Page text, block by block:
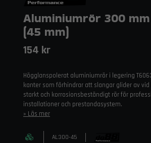
Aluminiumrör 300 mm
(45 mm)
154 kr
Högglanspolerat aluminiumrör i legering
kanter som förhindrar att slangar glider av vid
starkt och korrosionsbeständigt rör för
installationer och prestandasystem.
Läs mer
AL300-45